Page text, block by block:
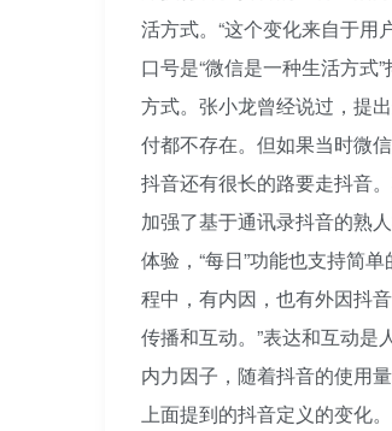
活方式。“这个变化来自于
口号是“微信是一种生活方式
方式。张小龙曾经说过，提
付都不存在。但如果当时微
抖音还有很长的路要走抖音
加强了基于通讯录抖音的熟
体验，“每日”功能也支持简
程中，有内因，也有外因抖
传播和互动。”表达和互动是
内力因子，随着抖音的使用
上面提到的抖音定义的变化